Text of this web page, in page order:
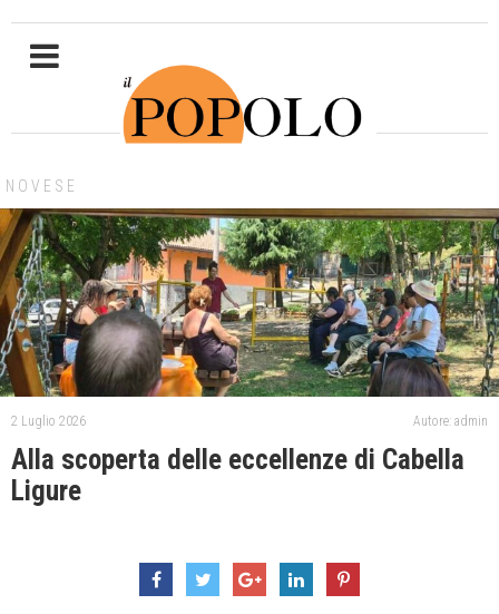
NOVESE
2 Luglio 2026 Autore: admin
Alla scoperta delle eccellenze di Cabella
Ligure